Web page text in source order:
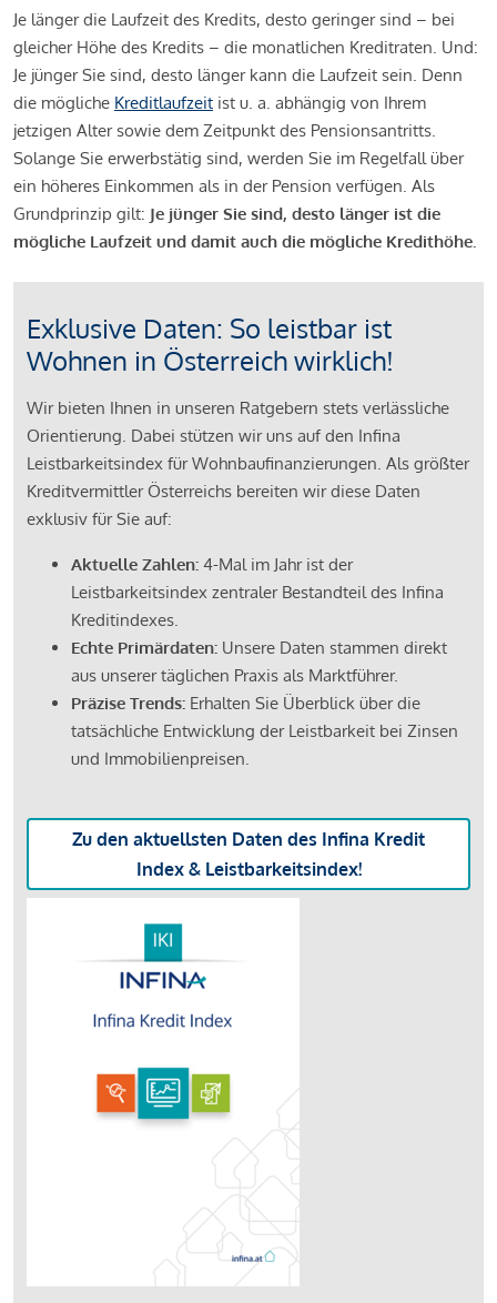
Je länger die Laufzeit des Kredits, desto geringer sind – bei
gleicher Höhe des Kredits – die monatlichen Kreditraten. Und:
Je jünger Sie sind, desto länger kann die Laufzeit sein. Denn
die mögliche Kreditlaufzeit ist u. a. abhängig von Ihrem
jetzigen Alter sowie dem Zeitpunkt des Pensionsantritts.
Solange Sie erwerbstätig sind, werden Sie im Regelfall über
ein höheres Einkommen als in der Pension verfügen. Als
Grundprinzip gilt: Je jünger Sie sind, desto länger ist die
mögliche Laufzeit und damit auch die mögliche Kredithöhe.
Exklusive Daten: So leistbar ist
Wohnen in Österreich wirklich!
Wir bieten Ihnen in unseren Ratgebern stets verlässliche
Orientierung. Dabei stützen wir uns auf den Infina
Leistbarkeitsindex für Wohnbaufinanzierungen. Als größter
Kreditvermittler Österreichs bereiten wir diese Daten
exklusiv für Sie auf:
Aktuelle Zahlen: 4-Mal im Jahr ist der
Leistbarkeitsindex zentraler Bestandteil des Infina
Kreditindexes.
Echte Primärdaten: Unsere Daten stammen direkt
aus unserer täglichen Praxis als Marktführer.
Präzise Trends: Erhalten Sie Überblick über die
tatsächliche Entwicklung der Leistbarkeit bei Zinsen
und Immobilienpreisen.
Zu den aktuellsten Daten des Infina Kredit
Index & Leistbarkeitsindex!